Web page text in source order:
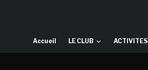
Accueil LE CLUB ACTIVITES